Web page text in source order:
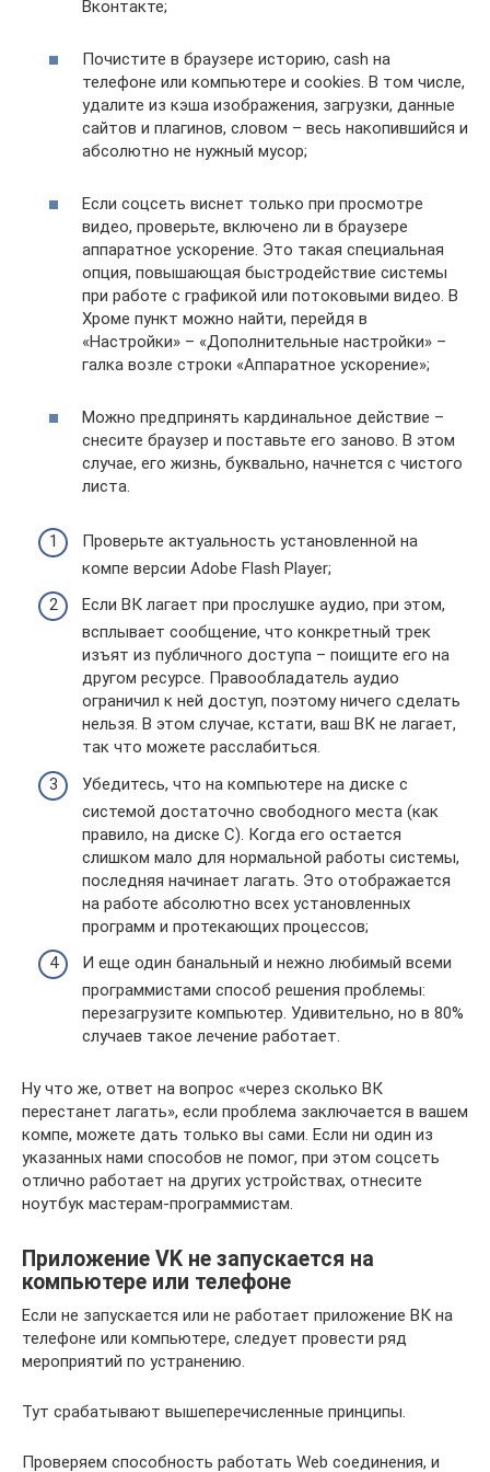
Вконтакте;
Почистите в браузере историю, cash на
телефоне или компьютере и cookies. В том числе,
удалите из кэша изображения, загрузки, данные
сайтов и плагинов, словом – весь накопившийся и
абсолютно не нужный мусор;
Если соцсеть виснет только при просмотре
видео, проверьте, включено ли в браузере
аппаратное ускорение. Это такая специальная
опция, повышающая быстродействие системы
при работе с графикой или потоковыми видео. В
Хроме пункт можно найти, перейдя в
«Настройки» – «Дополнительные настройки» –
галка возле строки «Аппаратное ускорение»;
Можно предпринять кардинальное действие –
снесите браузер и поставьте его заново. В этом
случае, его жизнь, буквально, начнется с чистого
листа.
Проверьте актуальность установленной на
компе версии Adobe Flash Player;
Если ВК лагает при прослушке аудио, при этом,
всплывает сообщение, что конкретный трек
изъят из публичного доступа – поищите его на
другом ресурсе. Правообладатель аудио
ограничил к ней доступ, поэтому ничего сделать
нельзя. В этом случае, кстати, ваш ВК не лагает,
так что можете расслабиться.
Убедитесь, что на компьютере на диске с
системой достаточно свободного места (как
правило, на диске С). Когда его остается
слишком мало для нормальной работы системы,
последняя начинает лагать. Это отображается
на работе абсолютно всех установленных
программ и протекающих процессов;
И еще один банальный и нежно любимый всеми
программистами способ решения проблемы:
перезагрузите компьютер. Удивительно, но в 80%
случаев такое лечение работает.
Ну что же, ответ на вопрос «через сколько ВК
перестанет лагать», если проблема заключается в вашем
компе, можете дать только вы сами. Если ни один из
указанных нами способов не помог, при этом соцсеть
отлично работает на других устройствах, отнесите
ноутбук мастерам-программистам.
Приложение VK не запускается на
компьютере или телефоне
Если не запускается или не работает приложение ВК на
телефоне или компьютере, следует провести ряд
мероприятий по устранению.
Тут срабатывают вышеперечисленные принципы.
Проверяем способность работать Web соединения, и